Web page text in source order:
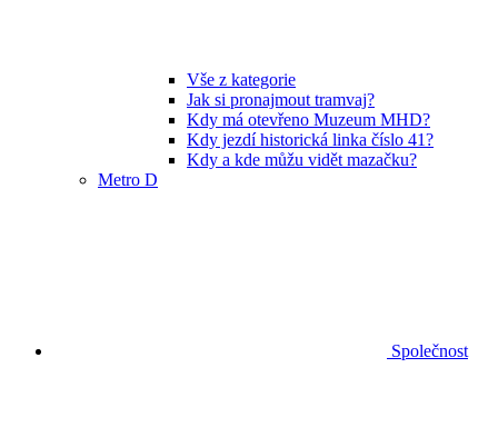
Vše z kategorie
Jak si pronajmout tramvaj?
Kdy má otevřeno Muzeum MHD?
Kdy jezdí historická linka číslo 41?
Kdy a kde můžu vidět mazačku?
Metro D
Společnost